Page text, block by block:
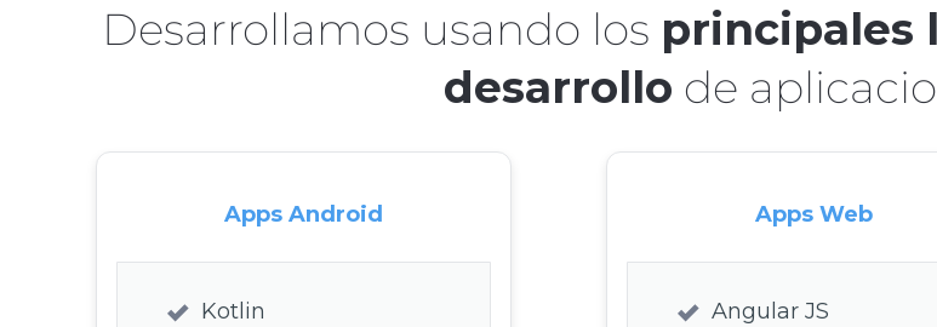
Desarrollamos usando los principales
desarrollo de
Apps Android
Kotlin
Apps Web
Angular JS